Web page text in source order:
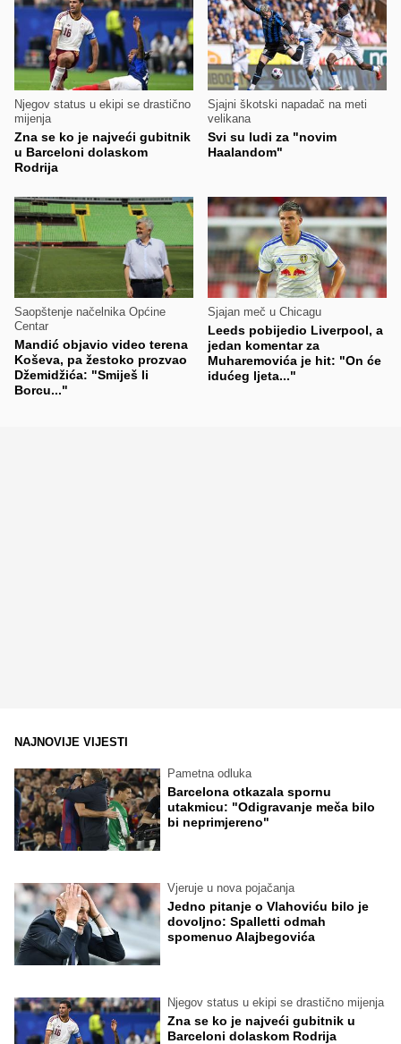
Njegov status u ekipi se drastično
mijenja
Zna se ko je najveći gubitnik
u Barceloni dolaskom
Rodrija
Sjajni škotski napadač na meti
velikana
Svi su ludi za "novim
Haalandom"
Saopštenje načelnika Općine
Centar
Mandić objavio video terena
Koševa, pa žestoko prozvao
Džemidžića: "Smiješ li
Borcu..."
Sjajan meč u Chicagu
Leeds pobijedio Liverpool, a
jedan komentar za
Muharemovića je hit: "On će
idućeg ljeta..."
NAJNOVIJE VIJESTI
Pametna odluka
Barcelona otkazala spornu
utakmicu: "Odigravanje meča bilo
bi neprimjereno"
Vjeruje u nova pojačanja
Jedno pitanje o Vlahoviću bilo je
dovoljno: Spalletti odmah
spomenuo Alajbegovića
Njegov status u ekipi se drastično mijenja
Zna se ko je najveći gubitnik u
Barceloni dolaskom Rodrija